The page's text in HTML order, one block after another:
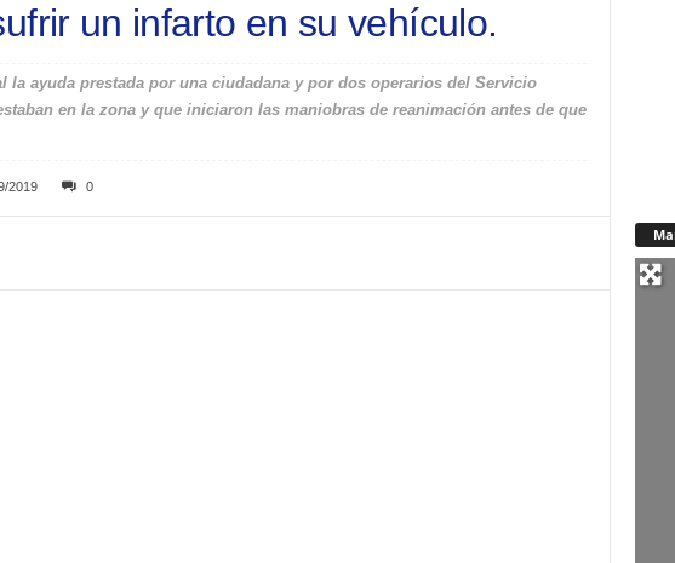
un infarto en su vehículo.
la ayuda prestada por una ciudadana y por dos operarios del Servicio
en la zona y que iniciaron las maniobras de reanimación antes de que
2019 0